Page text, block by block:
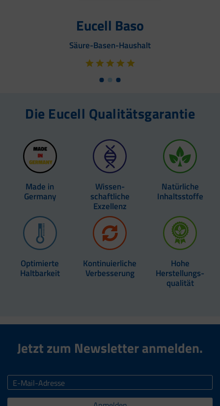
Eucell Baso
Säure-Basen-Haushalt
Die Eucell Qualitätsgarantie
Made in
Germany
Wissen­
schaftliche
Exzellenz
Natürliche
Inhaltsstoffe
Optimierte
Haltbarkeit
Kontinuierliche
Verbesserung
Hohe
Herstellungs-
qualität
Jetzt zum Newsletter anmelden.